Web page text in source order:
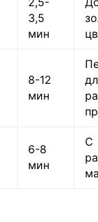
3,5
мин
8-12
мин
6-8
мин
С